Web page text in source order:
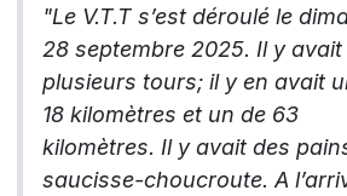
"Le V.T.T s’est déroulé le
28 septembre 2025. Il y avait
plusieurs tours; il y en avait
18 kilomètres et un de 63
kilomètres. Il y avait des
saucisse-choucroute. A